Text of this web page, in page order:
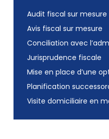
Audit fiscal sur mesure
Avis fiscal sur mesure
Conciliation avec
Jurisprudence fiscale
Mise en place d’une
Planification
Visite domiciliaire en